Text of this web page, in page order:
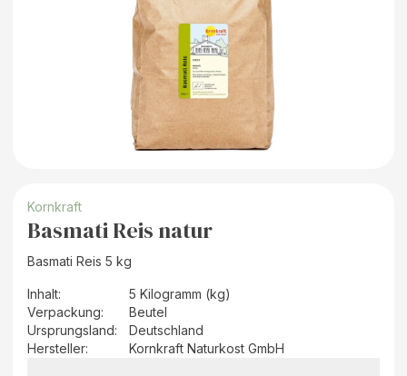
Kornkraft
Basmati Reis natur
Basmati Reis 5 kg
Inhalt:
5 Kilogramm (kg)
Verpackung:
Beutel
Ursprungsland:
Deutschland
Hersteller: Kornkraft Naturkost GmbH